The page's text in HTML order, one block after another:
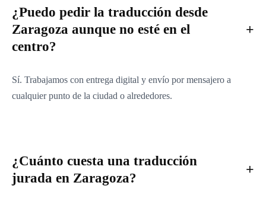
¿Puedo pedir la traducción desde
Zaragoza aunque no esté en el
centro?
Sí. Trabajamos con entrega digital y envío por mensajero a
cualquier punto de la ciudad o alrededores.
¿Cuánto cuesta una traducción
jurada en Zaragoza?